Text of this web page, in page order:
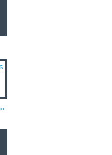
PRO II, 14.07/16.12 kW (trifazis)